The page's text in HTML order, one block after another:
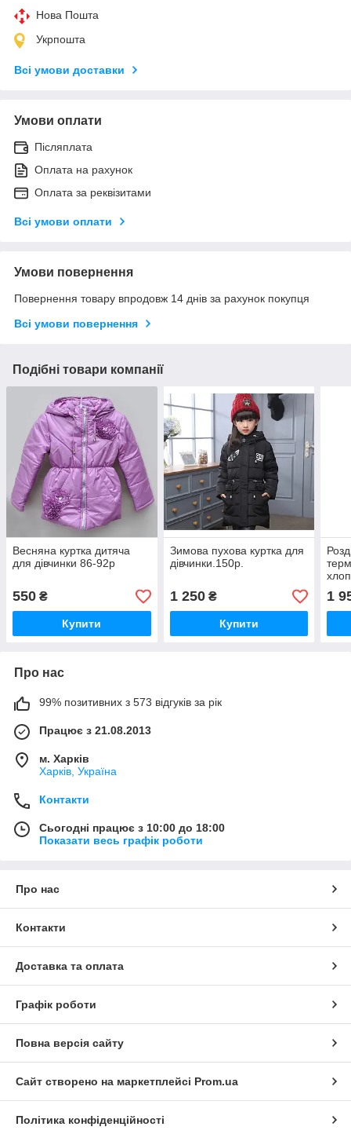
Нова Пошта
Укрпошта
Всі умови доставки
Умови оплати
Післяплата
Оплата на рахунок
Оплата за реквізитами
Всі умови оплати
Умови повернення
Повернення товару впродовж 14 днів за рахунок покупця
Всі умови повернення
Подібні товари компанії
Весняна куртка дитяча
для дівчинки 86-92р
550 ₴
Купити
Зимова пухова куртка для
дівчинки.150р.
1 250₴
Купити
1
Про нас
99% позитивних з 573 відгуків за рік
Працює з 21.08.2013
м. Харків
Харків, Україна
Контакти
Сьогодні працює з 10:00 до 18:00
Показати весь графік роботи
Про нас
Контакти
Доставка та оплата
Графік роботи
Повна версія сайту
Сайт створено на маркетплейсі Prom.ua
Політика конфіденційності